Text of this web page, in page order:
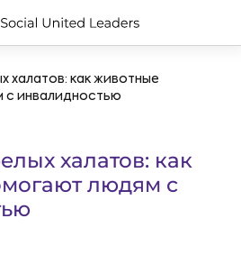
халатов: как животные
с инвалидностью
халатов: как
людям с